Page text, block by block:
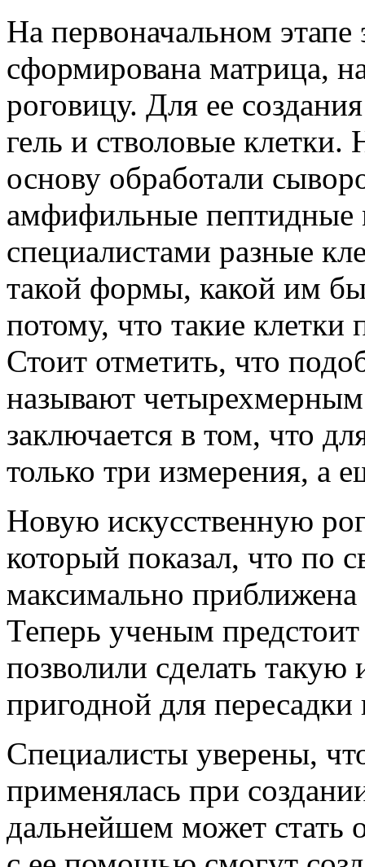
На первоначальном
сформирована матрица,
роговицу. Для ее
гель и стволовые
основу обработали
амфифильные пептидные
специалистами разные
такой формы, какой им
потому, что такие клетки
Стоит отметить, что
называют
заключается в том, что
только три измерения, а
Новую искусственную
который показал, что по
максимально приближена
Теперь ученым
позволили сделать такую
пригодной для пересадки
Специалисты уверены,
применялась при
дальнейшем может стать